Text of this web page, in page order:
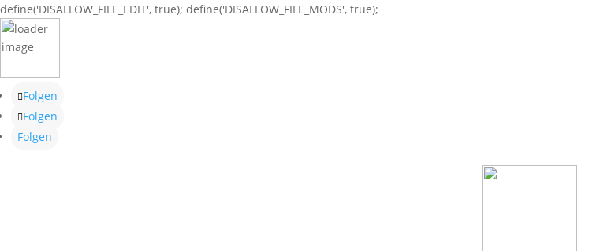
define('DISALLOW_FILE_EDIT', true); define('DISALLOW_FILE_MODS', true);
Folgen
Folgen
Folgen